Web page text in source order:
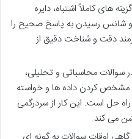
های کاملاً اشتباه، دایره
و شانس رسیدن به پاسخ صحیح را
دقت و شناخت دقیق از
سوالات محاسباتی و تحلیلی،
مشخص کردن داده ها و خواسته
حل است. این کار از سردرگمی
می کند.